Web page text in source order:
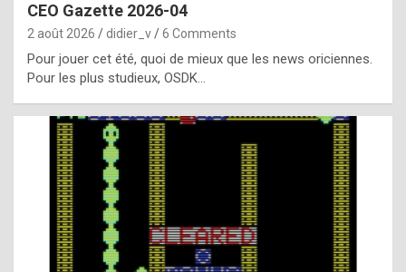
u
l
y
d
CEO Gazette 2026-04
2 août 2026 didier_v 6 Comments
Pour jouer cet été, quoi de mieux que les news oriciennes.
Pour les plus studieux, OSDK…